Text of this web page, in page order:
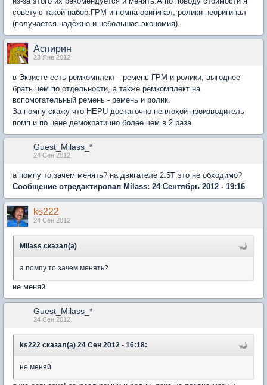
советую такой набор:ГРМ и помпа-оригинал, ролики-неоригинал
(получается надёжно и небольшая экономия).
Аспирин
23 Янв 2012
в Экзисте есть ремкомплект - ремень ГРМ и ролики, выгоднее
брать чем по отдельности, а также ремкомплект на
вспомогательный ремень - ремень и ролик.
За помпу скажу что HEPU достаточно неплохой производитель
помп и по цене демократично более чем в 2 раза.
Guest_Milass_*
24 Сен 2012
а помпу то зачем менять? на двигателе 2.5Т это не обходимо?
Сообщение отредактировал Milass: 24 Сентябрь 2012 - 19:16
ks222
24 Сен 2012
Milass сказал(а)
а помпу то зачем менять?
не меняй
Guest_Milass_*
24 Сен 2012
ks222 сказал(а) 24 Сен 2012 - 16:18:
не меняй